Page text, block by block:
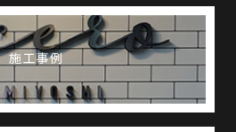
施工事例